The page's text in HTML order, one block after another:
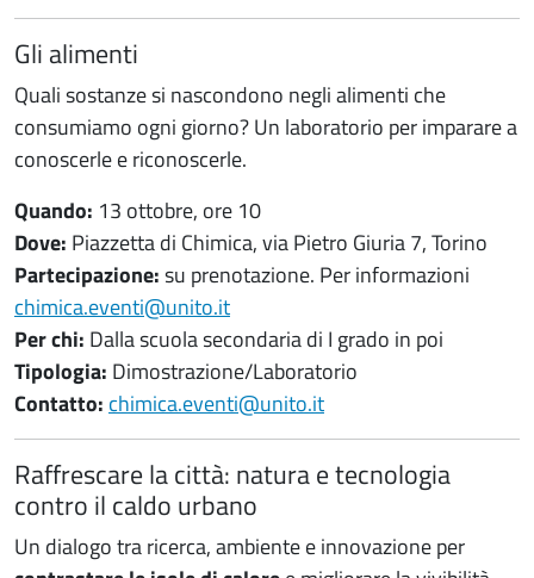
Gli alimenti
Quali sostanze si nascondono negli alimenti che
consumiamo ogni giorno? Un laboratorio per imparare a
conoscerle e riconoscerle.
Quando: 13 ottobre, ore 10
Dove: Piazzetta di Chimica, via Pietro Giuria 7, Torino
Partecipazione:su prenotazione. Per informazioni
chimica.eventi@unito.it
Per chi: Dalla scuola secondaria di I grado in poi
Tipologia: Dimostrazione/Laboratorio
Contatto: chimica.eventi@unito.it
Raffrescare la città: natura e tecnologia
contro il caldo urbano
Un dialogo tra ricerca, ambiente e innovazione per